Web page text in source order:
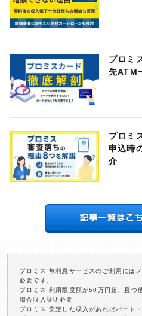
プロミ
先ATM
プロミ
申込時
介
プロミス 無利息サービスのご利用には
必要です。
プロミス 利用限度額が50万円超、且つ
場合収入証明必要
プロミス 安定した収入があればパート